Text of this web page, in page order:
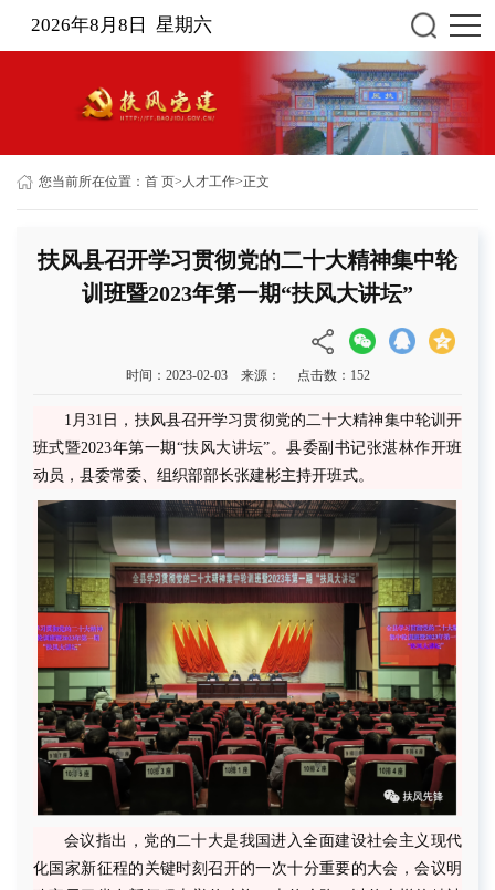
2026年8月8日 星期六
您当前所在位置： 首 页> 人才工作>正文
扶风县召开学习贯彻党的二十大精神集中轮
训班暨2023年第一期“扶风大讲坛”
时间：2023-02-03 来源： 点击数： 152
1月31日，扶风县召开学习贯彻党的二十大精神集中轮训开
班式暨2023年第一期“扶风大讲坛”。县委副书记张湛林作开班
动员，县委常委、组织部部长张建彬主持开班式。
会议指出，党的二十大是我国进入全面建设社会主义现代
化国家新征程的关键时刻召开的一次十分重要的大会，会议明